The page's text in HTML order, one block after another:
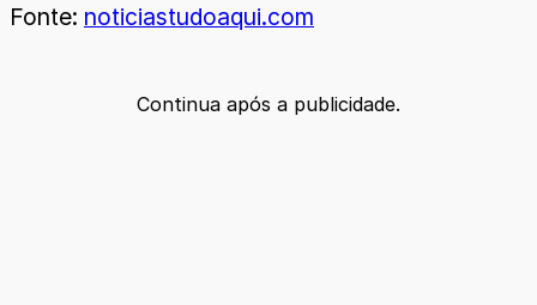
Fonte: noticiastudoaqui.com
Continua após a publicidade.